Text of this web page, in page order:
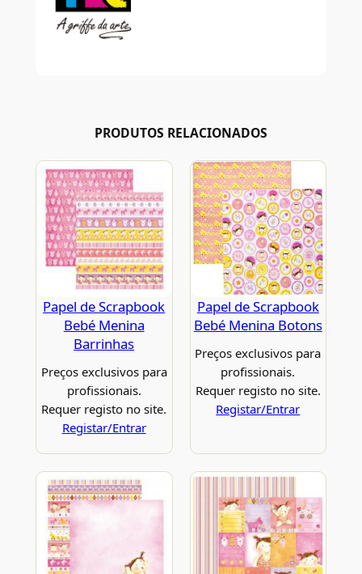
PRODUTOS RELACIONADOS
Papel de Scrapbook
Bebé Menina
Barrinhas
Preços exclusivos para
profissionais.
Requer registo no site.
Registar/Entrar
Papel de Scrapbook
Bebé Menina Botons
Preços exclusivos para
profissionais.
Requer registo no site.
Registar/Entrar